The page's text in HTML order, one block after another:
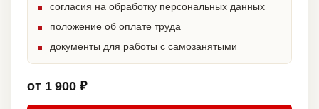
согласия на обработку персональных данных
положение об оплате труда
документы для работы с самозанятыми
от 1 900 ₽